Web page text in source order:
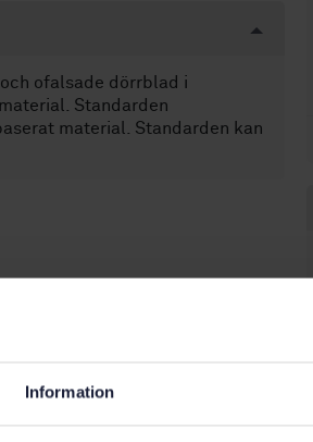
Information
ofalsade dörrblad i
Standarden
material. Standarden kan